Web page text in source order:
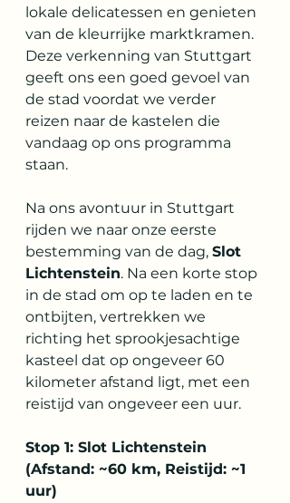
lokale delicatessen en genieten
van de kleurrijke marktkramen.
Deze verkenning van Stuttgart
geeft ons een goed gevoel van
de stad voordat we verder
reizen naar de kastelen die
vandaag op ons programma
staan.
Na ons avontuur in Stuttgart
rijden we naar onze eerste
bestemming van de dag, Slot
Lichtenstein. Na een korte stop
in de stad om op te laden en te
ontbijten, vertrekken we
richting het sprookjesachtige
kasteel dat op ongeveer 60
kilometer afstand ligt, met een
reistijd van ongeveer een uur.
Stop 1: Slot Lichtenstein
(Afstand: ~60 km, Reistijd: ~1
uur)